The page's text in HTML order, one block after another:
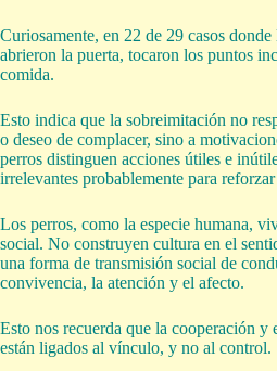
Curiosamente, en 22 de 29 casos
abrieron la puerta, tocaron los puntos
comida.
Esto indica que la sobreimitación no
o deseo de complacer, sino a
perros distinguen acciones útiles e
irrelevantes probablemente para
Los perros, como la especie humana,
social. No construyen cultura en el
una forma de transmisión social de
convivencia, la atención y el afecto.
Esto nos recuerda que la cooperación y
están ligados al vínculo, y no al control.